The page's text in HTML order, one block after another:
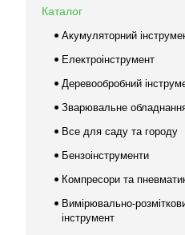
Каталог
Акумуляторний
Електроінструмент
Деревообробний
Зварювальне
Все для саду та городу
Бензоінструменти
Компресори та
Вимірювально-
інструмент